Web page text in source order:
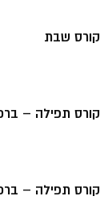
קורס שבת
קורס תפילה –
קורס תפילה –